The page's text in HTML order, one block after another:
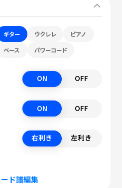
ギター ウクレレ ピアノ
ベース パワーコード
ON OFF
ON OFF
右利き 左利き
ド譜編集